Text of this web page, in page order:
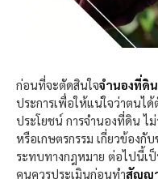
ก่อนที่จะตัดสินใจจำนองที่ดิน
ประการเพื่อให้แน่ใจว่าตนไ
ประโยชน์ การจำนองที่ดิน ไ
หรือเกษตรกรรม เกี่ยวข้องกั
ระทบทางกฎหมาย ต่อไปนี้เ
คนควรประเมินก่อนทำสัญญ